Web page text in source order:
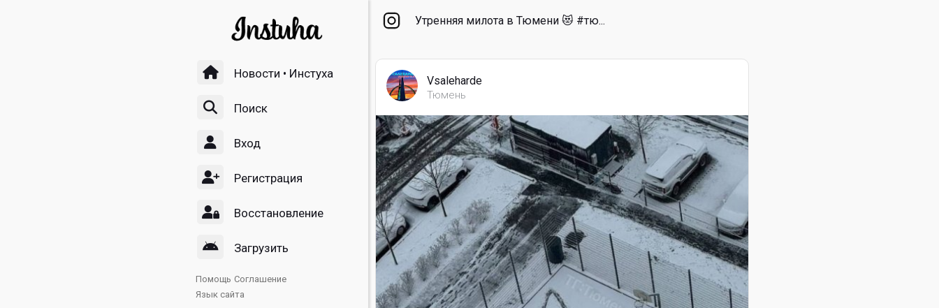
Утренняя милота в Тюмени 😻 #тю...
Новости • Инстуха
Поиск
Вход
Регистрация
Восстановление
Загрузить
Помощь Соглашение
Язык сайта
Vsaleharde
Тюмень